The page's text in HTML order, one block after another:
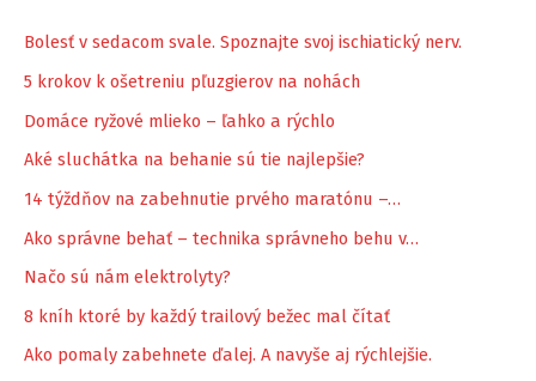
Bolesť v sedacom svale. Spoznajte svoj ischiatický nerv.
5 krokov k ošetreniu pľuzgierov na nohách
Domáce ryžové mlieko – ľahko a rýchlo
Aké sluchátka na behanie sú tie najlepšie?
14 týždňov na zabehnutie prvého maratónu –…
Ako správne behať – technika správneho behu v…
Načo sú nám elektrolyty?
8 kníh ktoré by každý trailový bežec mal čítať
Ako pomaly zabehnete ďalej. A navyše aj rýchlejšie.